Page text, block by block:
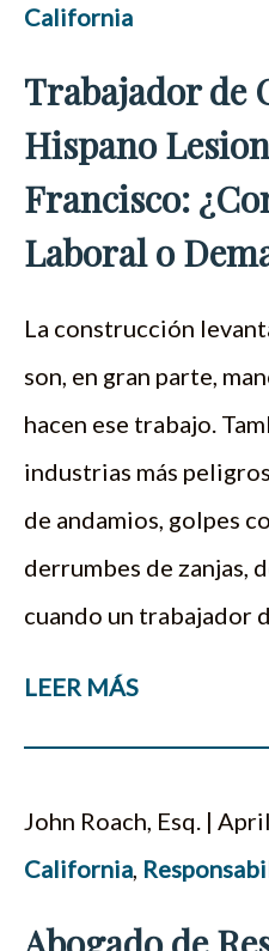
California
Trabajador de
Hispano
Francisco:
Laboral o
La construcción
son, en gran parte,
hacen ese trabajo.
industrias más
de andamios, golpes
derrumbes de zanjas,
cuando un trabajador
LEER MÁS
John Roach, Esq. |
California,